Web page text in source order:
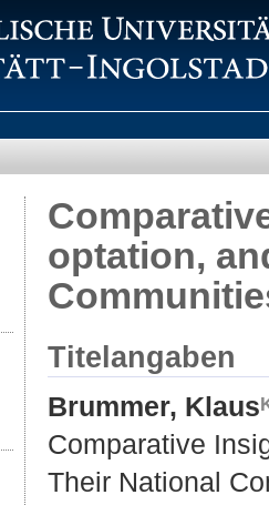
optation,
Titelangaben
Brummer, Klaus
Comparative
Their National